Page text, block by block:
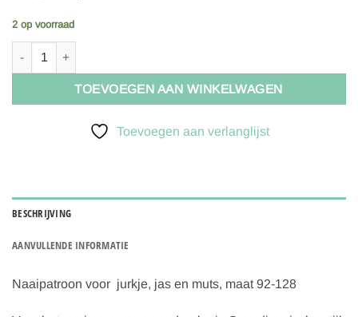
2 op voorraad
TOEVOEGEN AAN WINKELWAGEN
Toevoegen aan verlanglijst
BESCHRIJVING
AANVULLENDE INFORMATIE
Naaipatroon voor jurkje, jas en muts, maat 92-128